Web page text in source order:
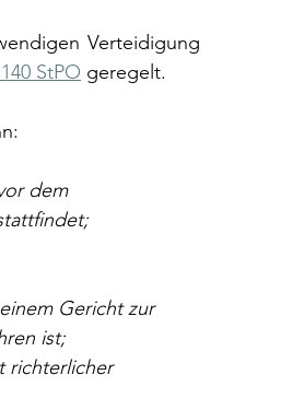
Verteidigung
StPO geregelt.
dem
Gericht zur
ist;
richterlicher